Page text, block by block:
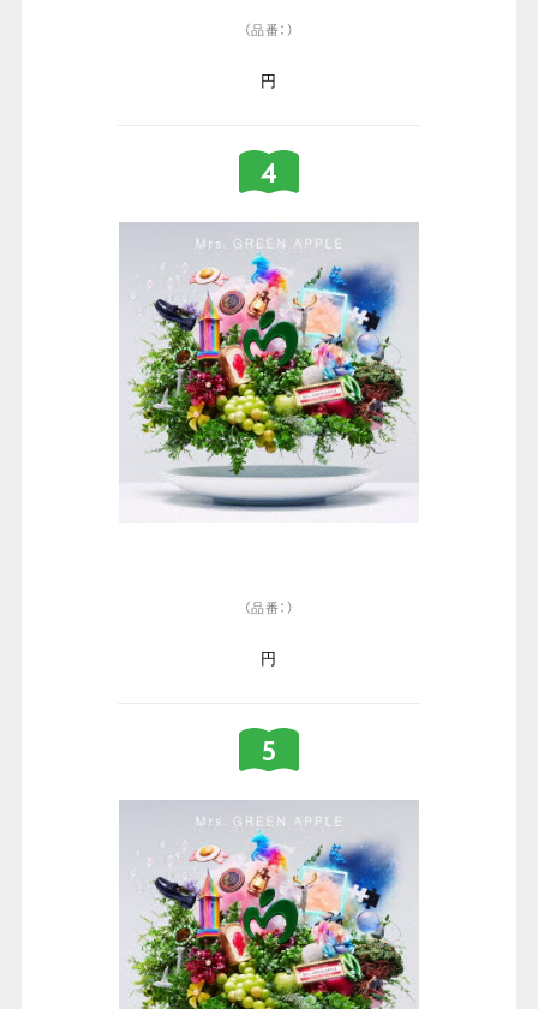
（品番：）
円
（品番：）
円